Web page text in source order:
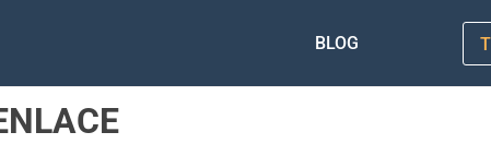
BLOG